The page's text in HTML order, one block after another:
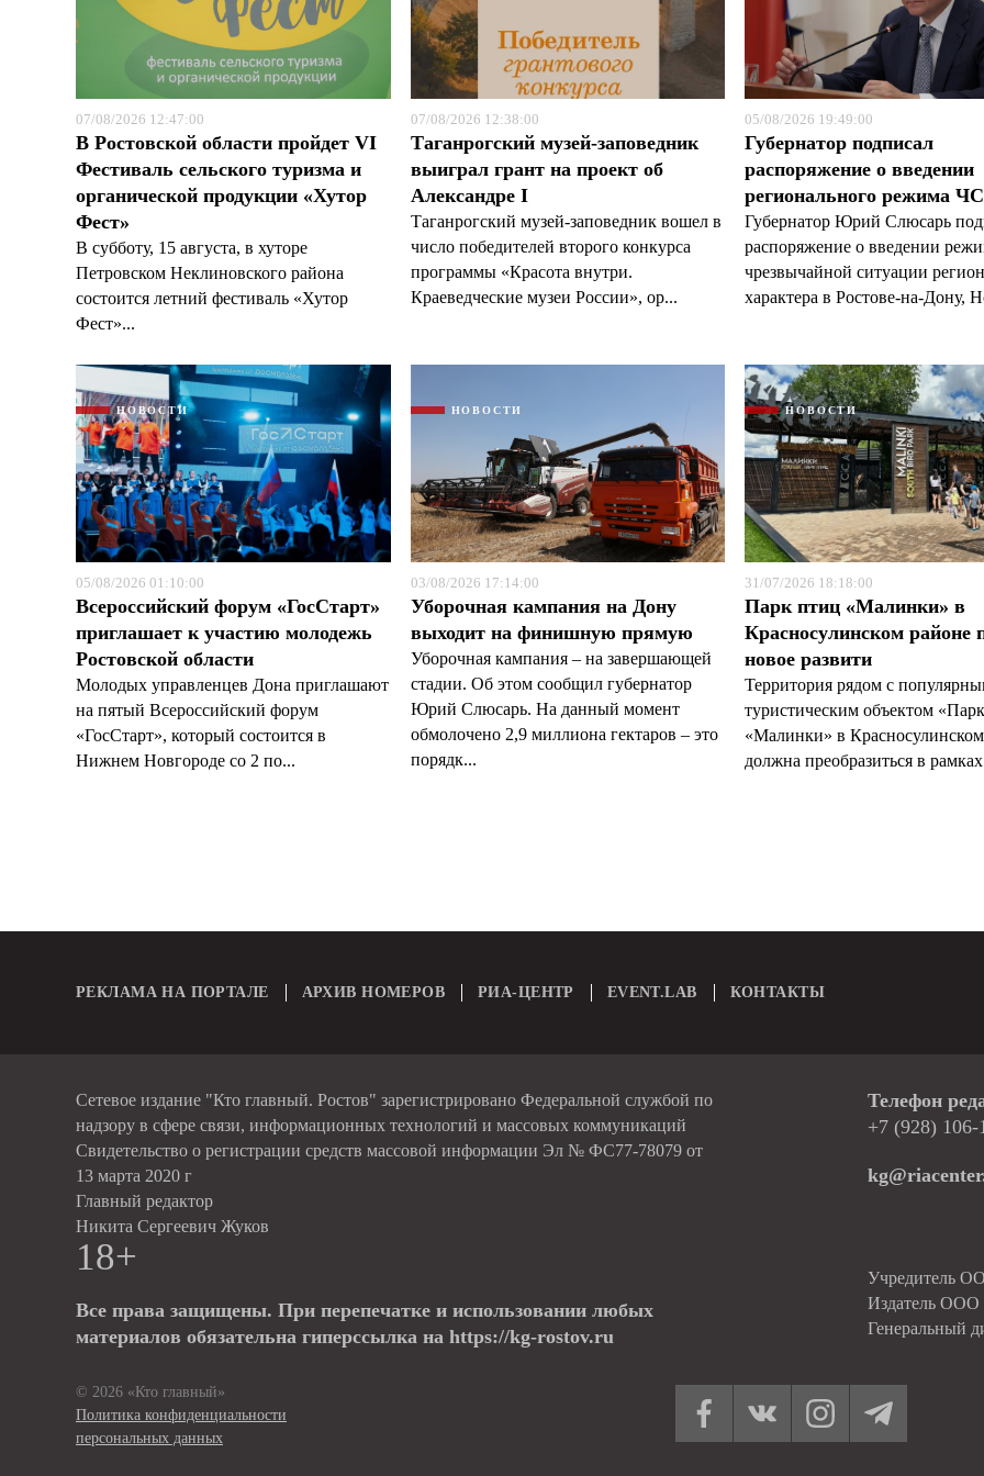
07/08/2026 12:47:00
В Ростовской области пройдет VI
Фестиваль сельского туризма и
органической продукции «Хутор
Фест»
В субботу, 15 августа, в хуторе
Петровском Неклиновского района
состоится летний фестиваль «Хутор
Фест»...
07/08/2026 12:38:00
Таганрогский музей-заповедник
выиграл грант на проект об
Александре I
Таганрогский музей-заповедник вошел в
число победителей второго конкурса
программы «Красота внутри.
Краеведческие музеи России», ор...
05/08/2026 19:49:00
Губернатор подписал
распоряжение о введении
регионального режима ЧС
Губернатор Юрий Слюсарь
распоряжение о введении
чрезвычайной ситуации
характера в Ростове-на-Дону,
НОВОСТИ
05/08/2026 01:10:00
Всероссийский форум «ГосСтарт»
приглашает к участию молодежь
Ростовской области
Молодых управленцев Дона приглашают
на пятый Всероссийский форум
«ГосСтарт», который состоится в
Нижнем Новгороде со 2 по...
НОВОСТИ
03/08/2026 17:14:00
Уборочная кампания на Дону
выходит на финишную прямую
Уборочная кампания – на завершающей
стадии. Об этом сообщил губернатор
Юрий Слюсарь. На данный момент
обмолочено 2,9 миллиона гектаров – это
порядк...
НОВОСТИ
31/07/2026 18:18:00
Парк птиц «Малинки» в
Красносулинском районе
новое развити
Территория рядом с
туристическим объектом
«Малинки» в
должна преобразиться в
РЕКЛАМА НА ПОРТАЛЕ АРХИВ НОМЕРОВ РИА-ЦЕНТР EVENT.LAB КОНТАКТЫ
Сетевое издание "Кто главный. Ростов" зарегистрировано Федеральной службой по
надзору в сфере связи, информационных технологий и массовых коммуникаций
Свидетельство о регистрации средств массовой информации Эл № ФС77-78079 от
13 марта 2020 г
Главный редактор
Никита Сергеевич Жуков
18+
Все права защищены. При перепечатке и использовании любых
материалов обязательна гиперссылка на https://kg-rostov.ru
Телефон
+7 (928) 106-
Учредитель
Издатель
Генеральный
© 2026 «Кто главный»
Политика конфиденциальности
персональных данных